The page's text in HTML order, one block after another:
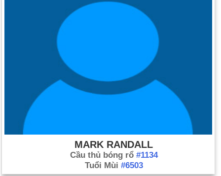
MARK RANDALL
Cầu thủ bóng rổ #1134
Tuổi Mùi #6503